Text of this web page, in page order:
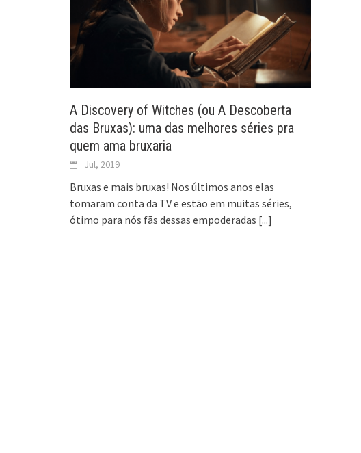
A Discovery of Witches (ou A Descoberta
das Bruxas): uma das melhores séries pra
quem ama bruxaria
Jul, 2019
Bruxas e mais bruxas! Nos últimos anos elas
tomaram conta da TV e estão em muitas séries,
ótimo para nós fãs dessas empoderadas [...]